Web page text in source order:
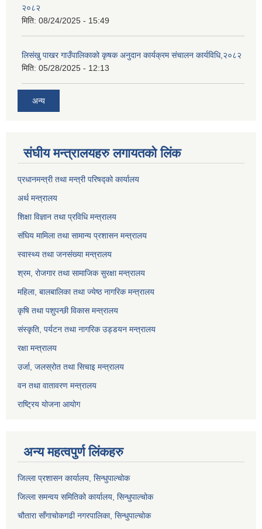
२०८२
मिति: 08/24/2025 - 15:49
लिसंखु पाखर गाउँपालिकाको कृषक अनुदान कार्यक्रम संचालन कार्यविधि,२०८२
मिति: 05/28/2025 - 12:13
अन्य
संघीय मन्त्रालयहरु लगायतको लिंक
प्रधानमन्त्री तथा मन्त्री परिषद्को कार्यालय
अर्थ मन्त्रालय
शिक्षा विज्ञान तथा प्रविधि मन्त्रालय
संघिय मामिला तथा सामान्य प्रशासन मन्त्रालय
स्वास्थ्य तथा जनसंख्या मन्त्रालय
श्रम, रोजगार तथा सामाजिक सुरक्षा मन्त्रालय
महिला, बालबालिका तथा ज्येष्ठ नागरिक मन्त्रालय
कृषि तथा पशुपन्छी विकास मन्त्रालय
संस्कृति, पर्यटन तथा नागरिक उड्डयन मन्त्रालय
रक्षा मन्त्रालय
उर्जा, जलस्रोत तथा सिचाइ मन्त्रालय
वन तथा वातावरण मन्त्रालय
राष्ट्रिय योजना आयोग
अन्य महत्वपुर्ण लिंकहरु
जिल्ला प्रशासन कार्यालय, सिन्धुपाल्चोक
जिल्ला समन्वय समितिको कार्यालय, सिन्धुपाल्चोक
चौतारा साँगाचोकगढी नगरपालिका, सिन्धुपाल्चोक